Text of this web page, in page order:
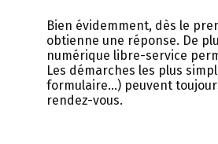
Bien évidemment, dès le
obtienne une réponse. De
numérique libre-service
Les démarches les plus
formulaire…) peuvent
rendez-vous.